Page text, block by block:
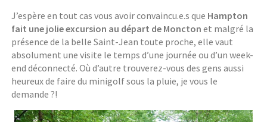
J’espère en tout cas vous avoir convaincu.e.s que Hampton
fait une jolie excursion au départ de Moncton et malgré la
présence de la belle Saint-Jean toute proche, elle vaut
absolument une visite le temps d’une journée ou d’un week-
end déconnecté. Où d’autre trouverez-vous des gens aussi
heureux de faire du minigolf sous la pluie, je vous le
demande ?!